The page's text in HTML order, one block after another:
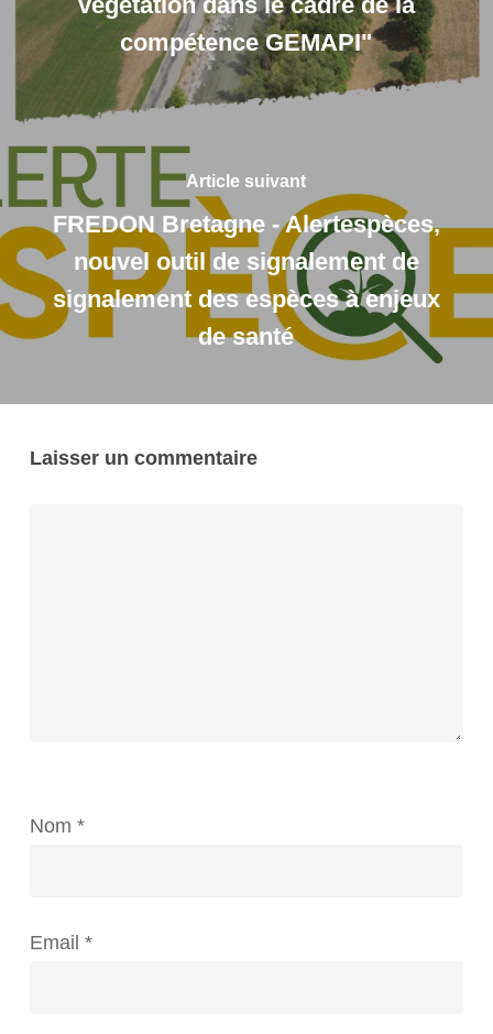
compétence GEMAPI"
Article suivant
FREDON Bretagne - Alertespèces,
nouvel outil de signalement de
signalement des espèces à enjeux
de santé
Laisser un commentaire
Nom *
Email *